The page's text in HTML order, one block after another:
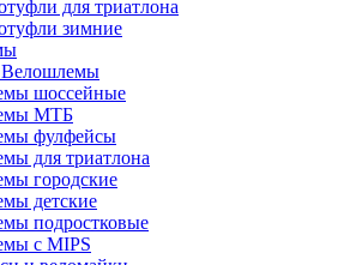
для триатлона
зимние
шоссейные
МТБ
фулфейсы
для триатлона
городские
детские
подростковые
с MIPS